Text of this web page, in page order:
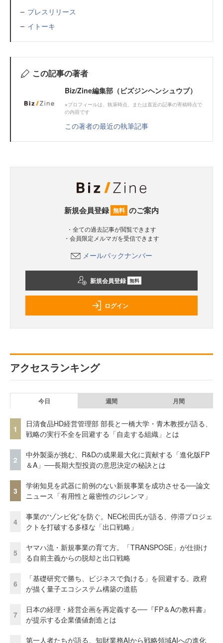
プレスリリース
イトーキ
この記事の著者
Biz/Zine編集部（ビズジンヘンシュウブ）
※プロフィールは、執筆時点、または直近の記事の寄稿時点で
の内容です
この著者の最近の執筆記事
新規会員登録 無料 のご案内
・全ての過去記事が閲覧できます
・会員限定メルマガを受信できます
メールバックナンバー
新規会員登録 無料
ログイン
アクセスランキング
今日 週間 月間
1
日清食品HD経営管理部 部長と一橋大学・青木教授が語る、
戦略の実行不全を回避する「自走する組織」とは
2
中外製薬が挑む、R&Dの成果最大化に貢献する「進化版FP
＆A」──長期大型投資の意思決定の秘訣とは
3
学術知見を武器に前例のない新規事業を成功させる──論文
ニュース「有用性と厳密性のジレンマ」
4
事業の“ゾンビ化”を防ぐ。NEC松田氏が語る、停滞プロジェ
クトを打破する多様な「出口戦略」
5
ヤマハ流・新規事業の育て方。「TRANSPOSE」が仕掛け
る自前主義からの脱却と出口戦略
6
「基礎研究で勝ち、ビジネスで負ける」を回避する。政府
が描く量子エコシステム構築の道筋
7
日本の経理・経営企画を再定義する──『FP＆Aの教科書』
が提示する企業価値創造とは
第一人者たちが語る、知財業務AIから戦略領域AIへの進化